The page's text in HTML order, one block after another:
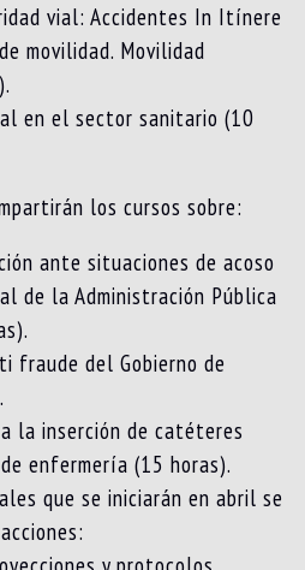
vial: Accidentes In Itínere
movilidad. Movilidad
en el sector sanitario (10
los cursos sobre:
ante situaciones de acoso
de la Administración Pública
fraude del Gobierno de
la inserción de catéteres
enfermería (15 horas).
que se iniciarán en abril se